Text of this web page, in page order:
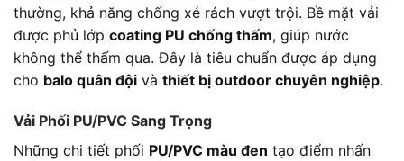
thường, khả năng chống xé rách vượt trội. Bề mặt vải
được phủ lớp coating PU chống thấm, giúp nước
không thể thấm qua. Đây là tiêu chuẩn được áp dụng
cho balo quân đội và thiết bị outdoor chuyên nghiệp.
Vải Phối PU/PVC Sang Trọng
Những chi tiết phối PU/PVC màu đen tạo điểm nhấn